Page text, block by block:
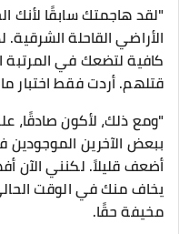
"لقد هاجمتك سابقًا لأنك
الأراضي القاحلة الشرقية.
كافية لتضعك في المرتبة
قتلهم. أردت فقط اختبار
"ومع ذلك، لأكون صادقًا،
ببعض الآخرين الموجودين
أضعف قليلاً. لكنني الآن
يخاف منك في الوقت
مخيفة حقًا.